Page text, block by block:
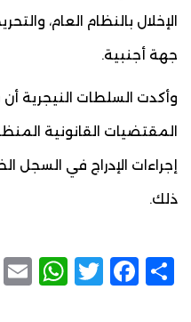
الإخلال بالنظام العام،
جهة أجنبية.
وأكدت السلطات النيجرية
المقتضيات القانونية
إجراءات الإدراج في السجل
ذلك.
Share